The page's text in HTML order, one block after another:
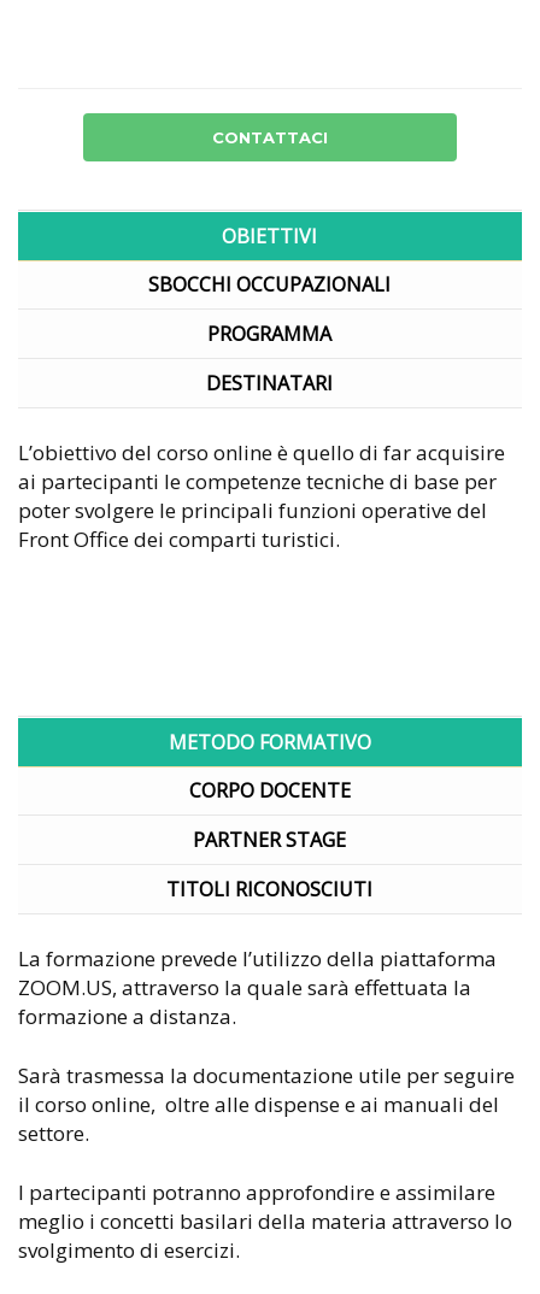
CONTATTACI
OBIETTIVI
SBOCCHI OCCUPAZIONALI
PROGRAMMA
DESTINATARI
L’obiettivo del corso online è quello di far acquisire
ai partecipanti le competenze tecniche di base per
poter svolgere le principali funzioni operative del
Front Office dei comparti turistici.
METODO FORMATIVO
CORPO DOCENTE
PARTNER STAGE
TITOLI RICONOSCIUTI
La formazione prevede l’utilizzo della piattaforma
ZOOM.US, attraverso la quale sarà effettuata la
formazione a distanza.
Sarà trasmessa la documentazione utile per seguire
il corso online, oltre alle dispense e ai manuali del
settore.
I partecipanti potranno approfondire e assimilare
meglio i concetti basilari della materia attraverso lo
svolgimento di esercizi.